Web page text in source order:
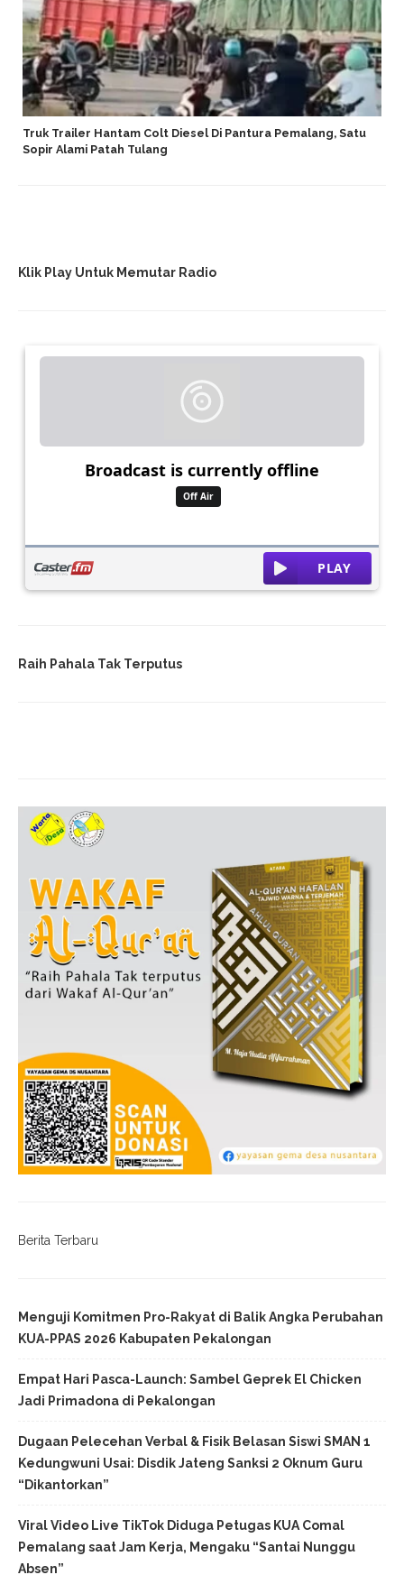
Truk Trailer Hantam Colt Diesel Di Pantura Pemalang, Satu
Sopir Alami Patah Tulang
Klik Play Untuk Memutar Radio
Raih Pahala Tak Terputus
Berita Terbaru
Menguji Komitmen Pro-Rakyat di Balik Angka Perubahan
KUA-PPAS 2026 Kabupaten Pekalongan
Empat Hari Pasca-Launch: Sambel Geprek El Chicken
Jadi Primadona di Pekalongan
Dugaan Pelecehan Verbal & Fisik Belasan Siswi SMAN 1
Kedungwuni Usai: Disdik Jateng Sanksi 2 Oknum Guru
“Dikantorkan”
Viral Video Live TikTok Diduga Petugas KUA Comal
Pemalang saat Jam Kerja, Mengaku “Santai Nunggu
Absen”